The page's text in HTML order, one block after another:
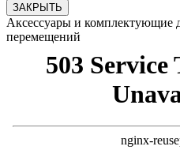
ЗАКРЫТЬ
Аксессуары и комплектующие
перемещений